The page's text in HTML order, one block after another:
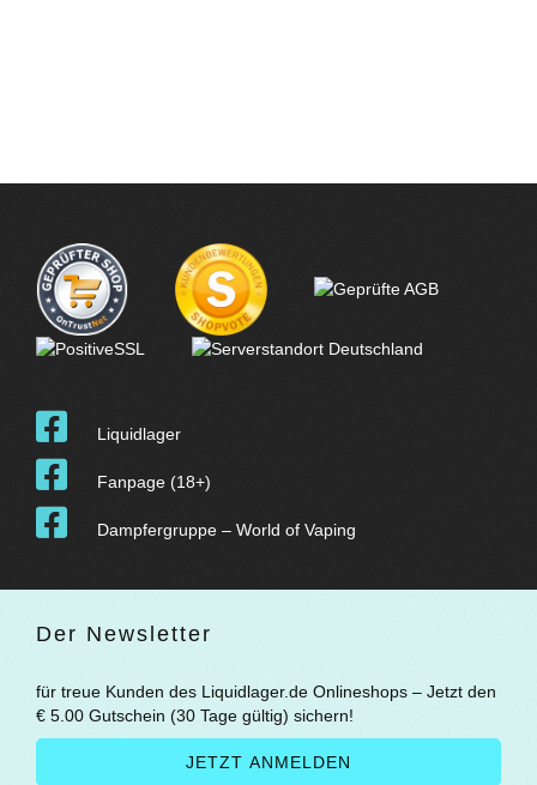
Liquidlager
Fanpage (18+)
Dampfergruppe – World of Vaping
Der Newsletter
für treue Kunden des Liquidlager.de Onlineshops – Jetzt den
€ 5.00 Gutschein (30 Tage gültig) sichern!